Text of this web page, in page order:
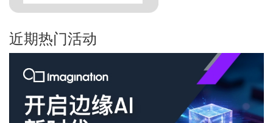
近期热门活动